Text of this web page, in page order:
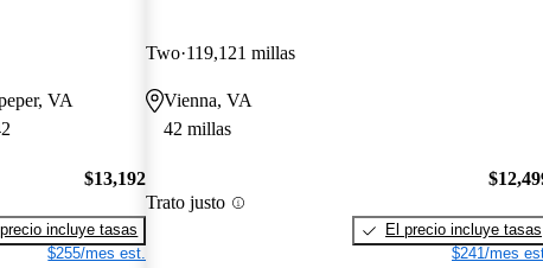
VA
$13,192
incluye tasas
$255/mes est.
Two 119,121 millas
Vienna, VA
42 millas
Trato justo
El precio incluye tasas
$241/mes